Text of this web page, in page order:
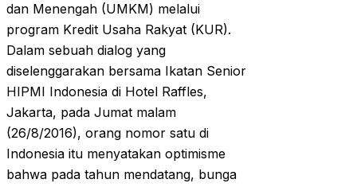
dan Menengah (UMKM) melalui
program Kredit Usaha Rakyat (KUR).
Dalam sebuah dialog yang
diselenggarakan bersama Ikatan Senior
HIPMI Indonesia di Hotel Raffles,
Jakarta, pada Jumat malam
(26/8/2016), orang nomor satu di
Indonesia itu menyatakan optimisme
bahwa pada tahun mendatang, bunga